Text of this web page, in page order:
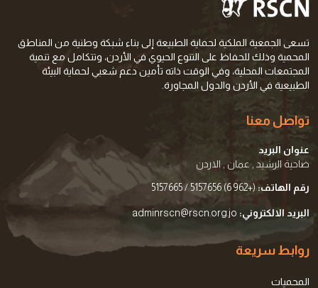
تسعى الجمعية الملكية لحماية الطبيعة إلى بناء شبكة وطنية من المناطق
المحمية وذلك للحفاظ على التنوع الحيوي في الأردن، وتتكامل مع تنمية
المجتمعات المحلية، وفي الوقت ذاته تأمين دعم شعبي لحماية البيئة
الطبيعية في الأردن والدول المجاورة.
تواصل معنا
عنوان البريد
ضاحية الرشيد , عمان , الاردن
رقم الهاتف: (+962 6) 5157656 / 5157665
البريد الالكتروني: adminrscn@rscn.org.jo
روابط سريعة
المحميات